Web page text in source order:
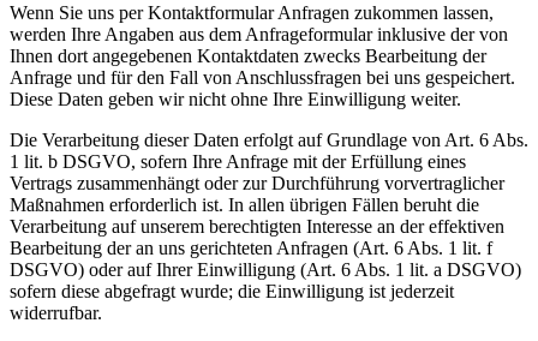
Wenn Sie uns per Kontaktformular Anfragen zukommen lassen,
werden Ihre Angaben aus dem Anfrageformular inklusive der von
Ihnen dort angegebenen Kontaktdaten zwecks Bearbeitung der
Anfrage und für den Fall von Anschlussfragen bei uns gespeichert.
Diese Daten geben wir nicht ohne Ihre Einwilligung weiter.
Die Verarbeitung dieser Daten erfolgt auf Grundlage von Art. 6 Abs.
1 lit. b DSGVO, sofern Ihre Anfrage mit der Erfüllung eines
Vertrags zusammenhängt oder zur Durchführung vorvertraglicher
Maßnahmen erforderlich ist. In allen übrigen Fällen beruht die
Verarbeitung auf unserem berechtigten Interesse an der effektiven
Bearbeitung der an uns gerichteten Anfragen (Art. 6 Abs. 1 lit. f
DSGVO) oder auf Ihrer Einwilligung (Art. 6 Abs. 1 lit. a DSGVO)
sofern diese abgefragt wurde; die Einwilligung ist jederzeit
widerrufbar.